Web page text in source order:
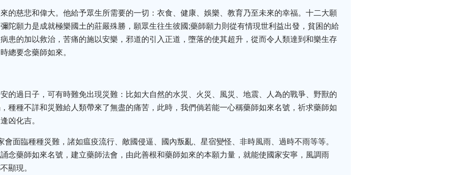
的慈悲和偉大。他給予眾生所需要的一切：衣食、健康、娛樂、教育乃至未來的幸福。十二大願
陀願力是成就極樂國土的莊嚴殊勝，願眾生往生彼國;藥師願力則從有情現世利益出發，貧困的給
患的加以救治，苦痛的施以安樂，邪道的引入正道，墮落的使其超升，從而令人類達到和樂生存
總要念藥師如來。
的過日子，可有時難免出現災難：比如大自然的水災、火災、風災、地震、人為的戰爭、野獸的
種種不詳和災難給人類帶來了無盡的痛苦，此時，我們倘若能一心稱藥師如來名號，祈求藥師如
凶化吉。
會面臨種種災難，諸如瘟疫流行、敵國侵逼、國內叛亂、星宿變怪、非時風雨、過時不雨等等。
念藥師如來名號，建立藥師法會，由此善根和藥師如來的本願力量，就能使國家安寧，風調雨
顯現。